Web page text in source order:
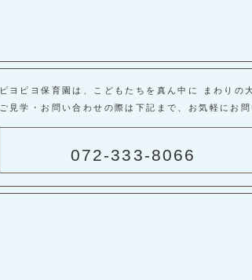
ピヨピヨ保育園は、こどもたちを真ん中に まわりの
ご見学・お問い合わせの際は下記まで、お気軽にお問
072-333-8066